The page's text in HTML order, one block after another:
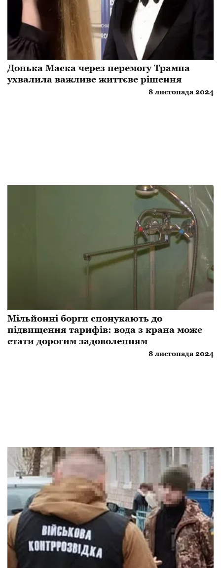
Донька Маска через перемогу Трампа
ухвалила важливе життєве рішення
8 листопада 2024
Мільйонні борги спонукають до
підвищення тарифів: вода з крана може
стати дорогим задоволенням
8 листопада 2024